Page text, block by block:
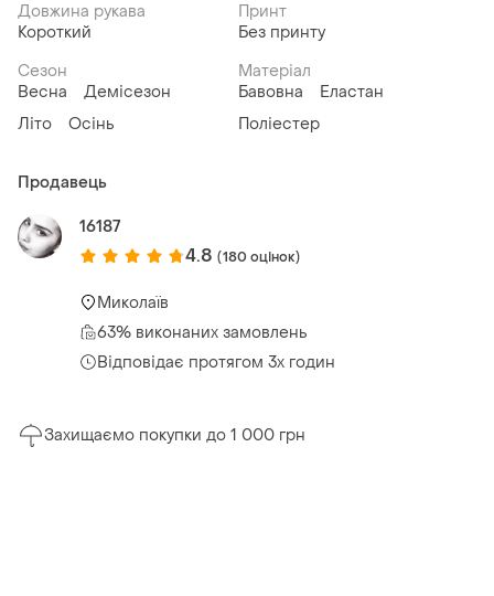
Довжина рукава
Короткий
Принт
Без принту
Сезон
Весна
Демісезон
Літо
Осінь
Матеріал
Бавовна
Еластан
Поліестер
Продавець
16187
4.8 (180 оцінок)
Миколаїв
63% виконаних замовлень
Відповідає протягом 3х годин
Захищаємо покупки до 1 000 грн